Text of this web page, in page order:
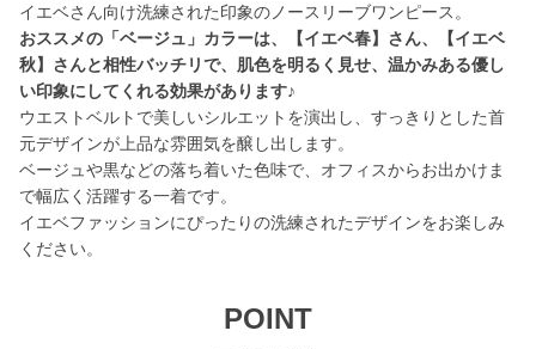
おススメの「ベージュ」カラーは、【イエベ春】さん、【イエベ
秋】さんと相性バッチリで、肌色を明るく見せ、温かみある優し
い印象にしてくれる効果があります♪
ウエストベルトで美しいシルエットを演出し、すっきりとした首
元デザインが上品な雰囲気を醸し出します。
ベージュや黒などの落ち着いた色味で、オフィスからお出かけま
で幅広く活躍する一着です。
イエベファッションにぴったりの洗練されたデザインをお楽しみ
ください。
POINT